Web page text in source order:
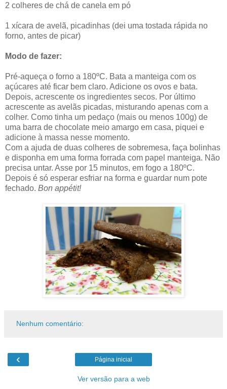
2 colheres de chá de canela em pó
1 xícara de avelã, picadinhas (dei uma tostada rápida no
forno, antes de picar)
Modo de fazer:
Pré-aqueça o forno a 180ºC. Bata a manteiga com os
açúcares até ficar bem claro. Adicione os ovos e bata.
Depois, acrescente os ingredientes secos. Por último
acrescente as avelãs picadas, misturando apenas com a
colher. Como tinha um pedaço (mais ou menos 100g) de
uma barra de chocolate meio amargo em casa, piquei e
adicione à massa nesse momento.
Com a ajuda de duas colheres de sobremesa, faça bolinhas
e disponha em uma forma forrada com papel manteiga. Não
precisa untar. Asse por 15 minutos, em fogo a 180ºC.
Depois é só esperar esfriar na forma e guardar num pote
fechado. Bon appétit!
Nenhum comentário:
‹ Página inicial
Ver versão para a web